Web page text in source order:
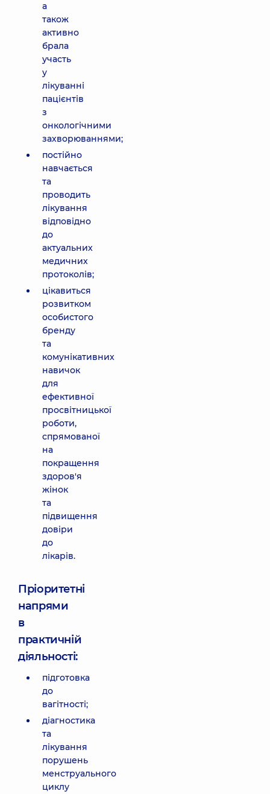
а
також
активно
брала
участь
у
лікуванні
пацієнтів
з
онкологічними
захворюваннями;
постійно
навчається
та
проводить
лікування
відповідно
до
актуальних
медичних
протоколів;
цікавиться
розвитком
особистого
бренду
та
комунікативних
навичок
для
ефективної
просвітницької
роботи,
спрямованої
на
покращення
здоров'я
жінок
та
підвищення
довіри
до
лікарів.
Пріоритетні
напрями
в
практичній
діяльності:
підготовка
до
вагітності;
діагностика
та
лікування
порушень
менструального
циклу